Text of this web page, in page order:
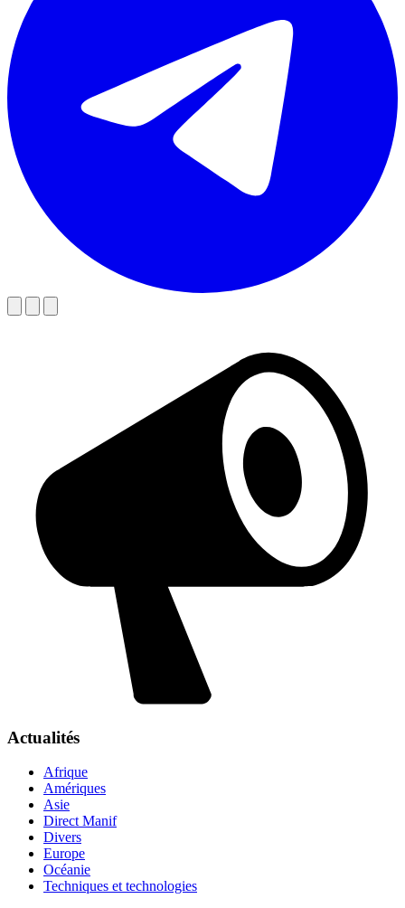
Actualités
Afrique
Amériques
Asie
Direct Manif
Divers
Europe
Océanie
Techniques et technologies